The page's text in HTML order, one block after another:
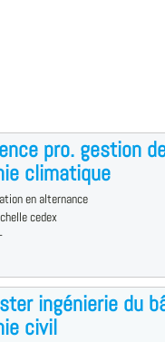
pro. gestion
climatique
en alternance
cedex
ingénierie du
civil